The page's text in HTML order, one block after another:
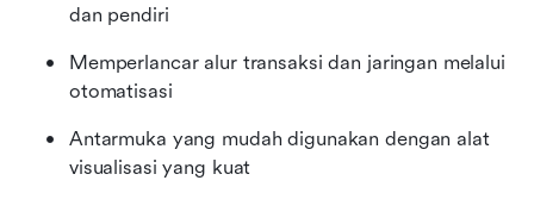
dan pendiri
Memperlancar alur transaksi dan jaringan melalui
otomatisasi
Antarmuka yang mudah digunakan dengan alat
visualisasi yang kuat